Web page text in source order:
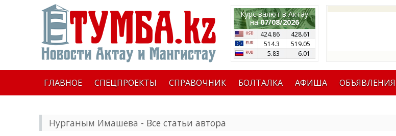
Курс валют в Актау
на07/08/2026
424.86
428.61
514.3
519.05
5.83
6.01
ГЛАВНОЕ СПЕЦПРОЕКТЫ СПРАВОЧНИК БОЛТАЛКА АФИША ОБЪЯВЛЕНИЯ
Нурганым Имашева - Все статьи автора